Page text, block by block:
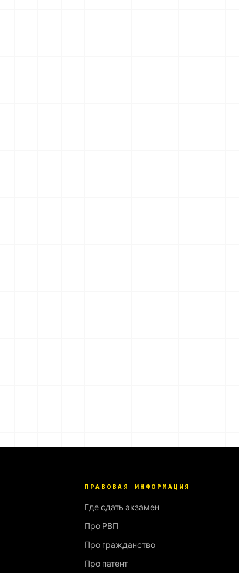
ПРАВОВАЯ ИНФОРМАЦИЯ
Где сдать экзамен
Про РВП
Про гражданство
Про патент